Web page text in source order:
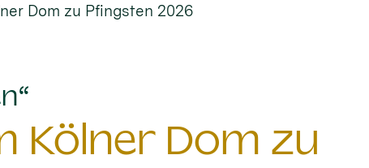
Dom zu Pfingsten 2026
Kölner Dom zu